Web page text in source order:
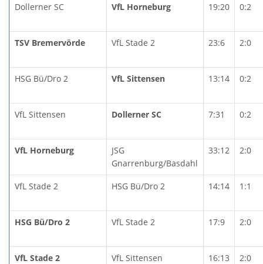
Dollerner SC VfL Horneburg 19:20 0:2
TSV Bremervörde VfL Stade 2 23:6 2:0
HSG Bü/Dro 2 VfL Sittensen 13:14 0:2
VfL Sittensen Dollerner SC 7:31 0:2
VfL Horneburg
JSG
Gnarrenburg/Basdahl
33:12 2:0
VfL Stade 2 HSG Bü/Dro 2 14:14 1:1
HSG Bü/Dro 2 VfL Stade 2 17:9 2:0
VfL Stade 2 VfL Sittensen 16:13 2:0